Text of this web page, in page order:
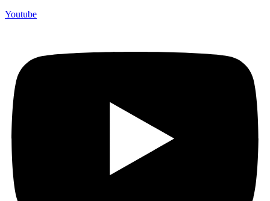
Youtube